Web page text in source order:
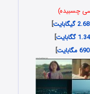
چسبیده)
]
]
]